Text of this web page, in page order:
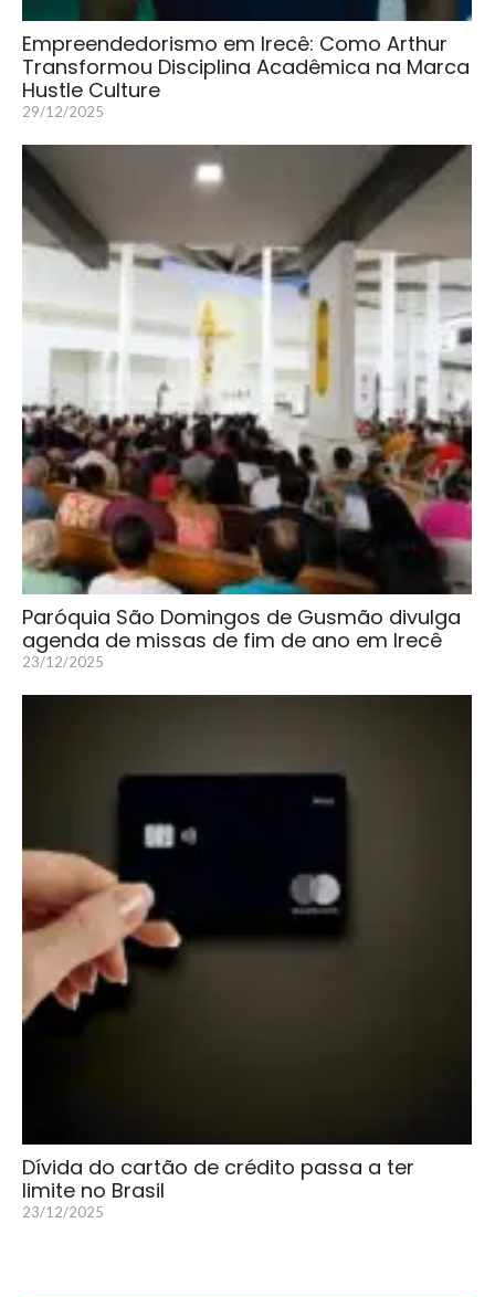
Empreendedorismo em Irecê: Como Arthur
Transformou Disciplina Acadêmica na Marca
Hustle Culture
29/12/2025
Paróquia São Domingos de Gusmão divulga
agenda de missas de fim de ano em Irecê
23/12/2025
Dívida do cartão de crédito passa a ter
limite no Brasil
23/12/2025